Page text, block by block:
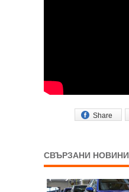
Share
СВЪРЗАНИ НОВИНИ